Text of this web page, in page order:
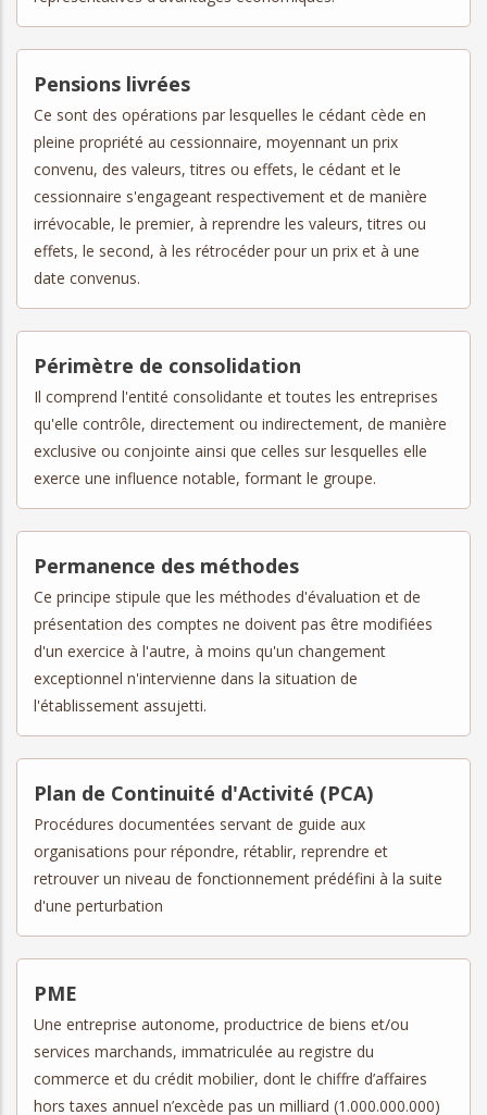
Pensions livrées
Ce sont des opérations par lesquelles le cédant cède en
pleine propriété au cessionnaire, moyennant un prix
convenu, des valeurs, titres ou effets, le cédant et le
cessionnaire s'engageant respectivement et de manière
irrévocable, le premier, à reprendre les valeurs, titres ou
effets, le second, à les rétrocéder pour un prix et à une
date convenus.
Périmètre de consolidation
Il comprend l'entité consolidante et toutes les entreprises
qu'elle contrôle, directement ou indirectement, de manière
exclusive ou conjointe ainsi que celles sur lesquelles elle
exerce une influence notable, formant le groupe.
Permanence des méthodes
Ce principe stipule que les méthodes d'évaluation et de
présentation des comptes ne doivent pas être modifiées
d'un exercice à l'autre, à moins qu'un changement
exceptionnel n'intervienne dans la situation de
l'établissement assujetti.
Plan de Continuité d'Activité (PCA)
Procédures documentées servant de guide aux
organisations pour répondre, rétablir, reprendre et
retrouver un niveau de fonctionnement prédéfini à la suite
d'une perturbation
PME
Une entreprise autonome, productrice de biens et/ou
services marchands, immatriculée au registre du
commerce et du crédit mobilier, dont le chiffre d’affaires
hors taxes annuel n’excède pas un milliard (1.000.000.000)